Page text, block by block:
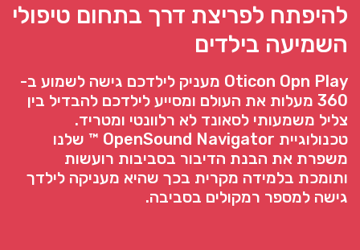
להיפתח לפריצת דרך בתחום טיפולי
השמיעה בילדים
Oticon Opn Play מעניק לילדכם גישה לשמוע ב-
360 מעלות את העולם ומסייע לילדכם להבדיל בין
צליל משמעותי לסאונד לא רלוונטי ומטריד.
טכנולוגיית OpenSound Navigator ™ שלנו
משפרת את הבנת הדיבור בסביבות רועשות
ותומכת בלמידה מקרית בכך שהיא מעניקה לילדך
גישה למספר רמקולים בסביבה.